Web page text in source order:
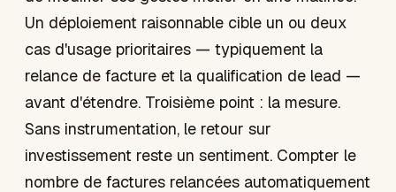
Un déploiement raisonnable cible un ou deux
cas d'usage prioritaires — typiquement la
relance de facture et la qualification de lead —
avant d'étendre. Troisième point : la mesure.
Sans instrumentation, le retour sur
investissement reste un sentiment. Compter le
nombre de factures relancées automatiquement